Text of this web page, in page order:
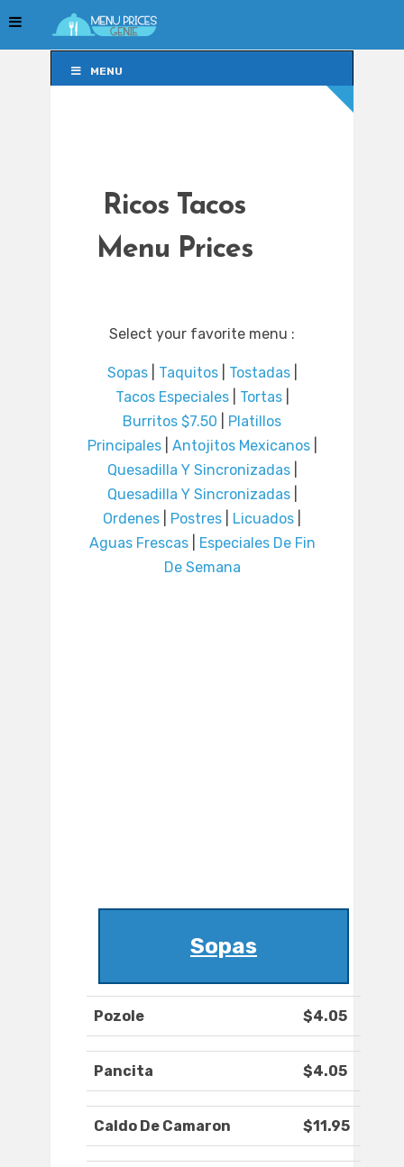
MENU
Ricos Tacos
Menu Prices
Select your favorite menu :
Sopas| Taquitos| Tostadas|
Tacos Especiales| Tortas|
Burritos $7.50
Platillos
Principales| Antojitos Mexicanos|
Quesadilla Y Sincronizadas|
Quesadilla Y Sincronizadas|
Ordenes
Postres Licuados
Aguas Frescas|
Especiales De Fin
De Semana
Sopas
Pozole $4.05
Pancita $4.05
Caldo De Camaron $11.95